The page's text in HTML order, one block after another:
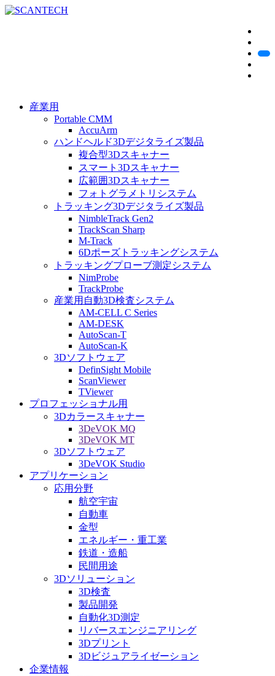
産業用
Portable CMM
AccuArm
ハンドヘルド3Dデジタライズ製品
複合型3Dスキャナー
スマート3Dスキャナー
広範囲3Dスキャナー
フォトグラメトリシステム
トラッキング3Dデジタライズ製品
NimbleTrack Gen2
TrackScan Sharp
M-Track
6Dポーズトラッキングシステム
トラッキングプローブ測定システム
NimProbe
TrackProbe
産業用自動3D検査システム
AM-CELL C Series
AM-DESK
AutoScan-T
AutoScan-K
3Dソフトウェア
DefinSight Mobile
ScanViewer
TViewer
プロフェッショナル用
3Dカラースキャナー
3DeVOK MQ
3DeVOK MT
3Dソフトウェア
3DeVOK Studio
アプリケーション
応用分野
航空宇宙
自動車
金型
エネルギー・重工業
鉄道・造船
民間用途
3Dソリューション
3D検査
製品開発
自動化3D測定
リバースエンジニアリング
3Dプリント
3Dビジュアライゼーション
企業情報